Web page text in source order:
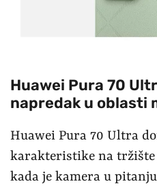
Huawei Pura 70
napredak u oblasti
Huawei Pura 70 Ultra
karakteristike na
kada je kamera u